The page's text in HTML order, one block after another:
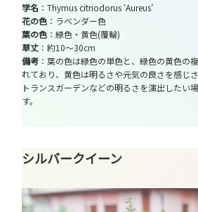
学名 ：Thymus citriodorus ‘Aureus’
花の色 ：ラベンダー色
葉の色 ：緑色・黄色(覆輪)
草丈 ：約10～30cm
備考 ：葉の色は緑色の単色と、緑色の黄色の
れており、黄色は明るさや元気の良さを感じ
トランスガーデンなどの明るさを演出したい
す。
シルバークイーン